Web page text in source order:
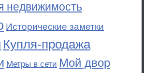
недвижимость
Исторические заметки
Купля-продажа
Метры в сети Мой двор